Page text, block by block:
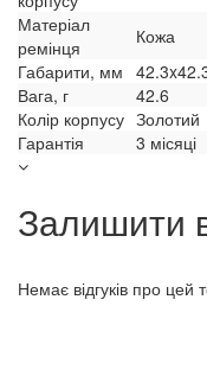
Матеріал
ремінця
Кожа
Габарити, мм
Вага, г
42.6
Колір корпусу Золотий
Гарантія
3 місяці
Залишити
Немає відгуків про цей